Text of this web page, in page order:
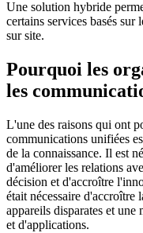
Une solution hybride
certains services basés
sur site.
Pourquoi les
les
L'une des raisons qui ont
communications unifiées
de la connaissance. Il est
d'améliorer les relations
décision et d'accroître
était nécessaire d'accroître
appareils disparates et une
et d'applications.